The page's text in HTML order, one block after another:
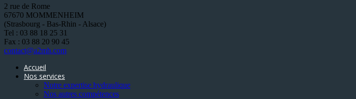
2 rue de Rome
67670 MOMMENHEIM
(Strasbourg - Bas-Rhin - Alsace)
Tel : 03 88 18 25 31
Fax : 03 88 20 90 45
contact@a2mh.com
Accueil
Nos services
Notre expertise hydraulique
Nos autres compétences